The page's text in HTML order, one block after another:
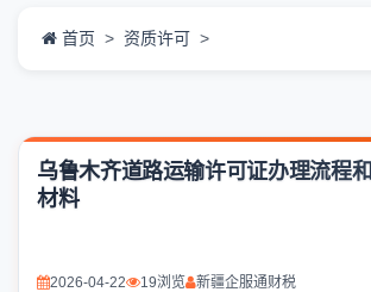
首页 > 资质许可 >
乌鲁木齐道路运输许可证办理流程和
材料
2026-04-22 19浏览 新疆企服通财税